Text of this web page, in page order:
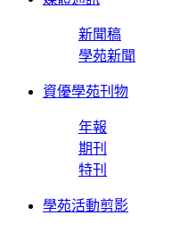
新聞稿
學苑新聞
資優學苑刊物
年報
期刊
特刊
學苑活動剪影